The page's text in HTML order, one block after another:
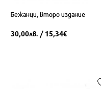
Бежанци, второ издание
30,00лв. / 15,34€